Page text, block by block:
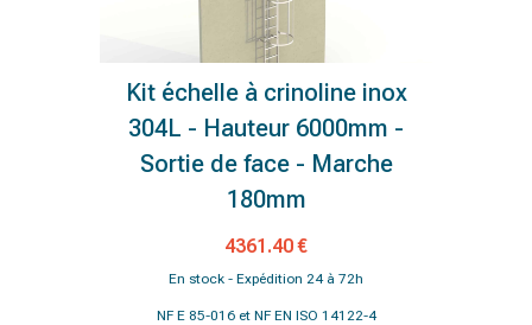
Kit échelle à crinoline inox
304L - Hauteur 6000mm -
Sortie de face - Marche
180mm
4361.40 €
En stock - Expédition 24 à 72h
NF E 85-016 et NF EN ISO 14122-4